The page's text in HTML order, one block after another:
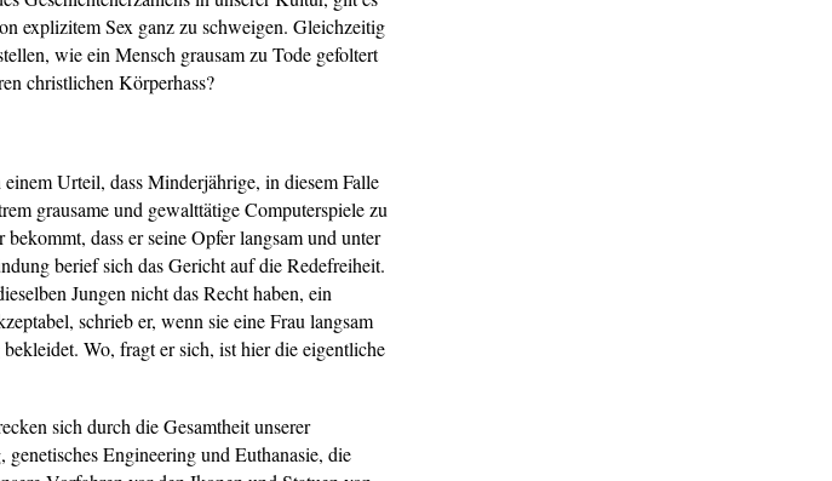
explizitem Sex ganz zu schweigen. Gleichzeitig
wie ein Mensch grausam zu Tode gefoltert
christlichen Körperhass?
Urteil, dass Minderjährige, in diesem Falle
grausame und gewalttätige Computerspiele zu
dass er seine Opfer langsam und unter
berief sich das Gericht auf die Redefreiheit.
Jungen nicht das Recht haben, ein
schrieb er, wenn sie eine Frau langsam
Wo, fragt er sich, ist hier die eigentliche
sich durch die Gesamtheit unserer
Engineering und Euthanasie, die